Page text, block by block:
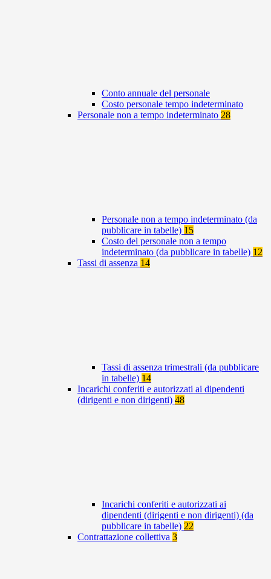
Conto annuale del personale
Costo personale tempo indeterminato
Personale non a tempo indeterminato 28
Personale non a tempo indeterminato (da
pubblicare in tabelle) 15
Costo del personale non a tempo
indeterminato (da pubblicare in tabelle) 12
Tassi di assenza 14
Tassi di assenza trimestrali (da pubblicare
in tabelle) 14
Incarichi conferiti e autorizzati ai dipendenti
(dirigenti e non dirigenti) 48
Incarichi conferiti e autorizzati ai
dipendenti (dirigenti e non dirigenti) (da
pubblicare in tabelle) 22
Contrattazione collettiva 3